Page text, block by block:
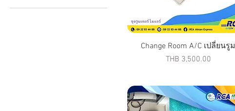
Change Room A/C เปลี่ยนรูม
Price
THB 3,500.00